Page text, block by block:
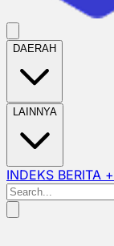
DAERAH
LAINNYA
INDEKS BERITA +